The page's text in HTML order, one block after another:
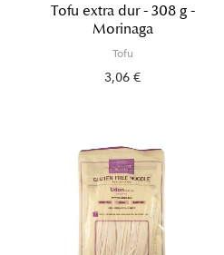
Tofu extra dur - 308 g -
Morinaga
Tofu
3,06 €